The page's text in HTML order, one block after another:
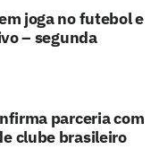
joga no futebol e
– segunda
parceria com
clube brasileiro